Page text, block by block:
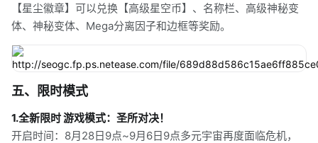
【星尘徽章】可以兑换【高级星空币】、名称栏、高级神秘变
体、神秘变体、Mega分离因子和边框等奖励。
五、限时模式
1.全新限时 游戏模式：圣所对决！
开启时间：8月28日9点~9月6日9点多元宇宙再度面临危机，